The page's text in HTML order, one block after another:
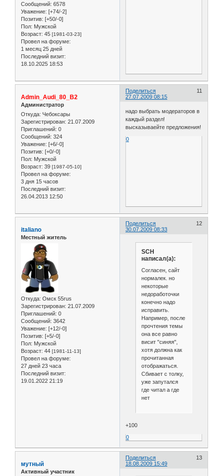
Сообщений: 6578
Уважение: [+74/-2]
Позитив: [+50/-0]
Пол: Мужской
Возраст: 45 [1981-03-23]
Провел на форуме:
1 месяц 25 дней
Последний визит:
18.10.2025 18:53
Поделиться
11
27.07.2009 08:15
Admin_Audi_80_B2
Администратор
Откуда: Чебоксары
Зарегистрирован: 21.07.2009
Приглашений: 0
Сообщений: 324
Уважение: [+6/-0]
Позитив: [+0/-0]
Пол: Мужской
Возраст: 39 [1987-05-10]
Провел на форуме:
3 дня 15 часов
Последний визит:
26.04.2013 12:50
надо выбрать модераторов в
каждый раздел!
высказываейте предложения!
0
Поделиться
12
30.07.2009 08:33
italiano
Местный житель
Откуда: Омск 55rus
Зарегистрирован: 21.07.2009
Приглашений: 0
Сообщений: 3642
Уважение: [+12/-0]
Позитив: [+5/-0]
Пол: Мужской
Возраст: 44 [1981-11-13]
Провел на форуме:
27 дней 23 часа
Последний визит:
19.01.2022 21:19
SCH
написал(а):
Согласен, сайт
нормалек. но
некоторые
недоработочки
конечно надо
исправить.
Например, после
прочтения темы
она все равно
висит "синяя",
хотя должна как
прочитанная
отображаться.
Сбивает с толку,
уже запутался
где читал а где
нет
+100
0
Поделиться
13
18.08.2009 15:49
мутный
Активный участник